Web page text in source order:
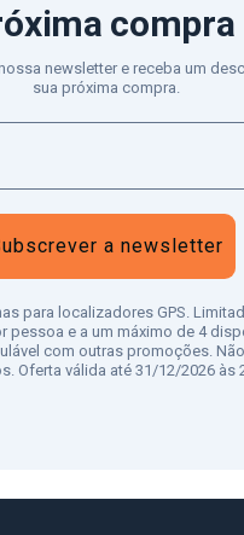
compra
newsletter e receba um
sua próxima compra.
a newsletter
para localizadores GPS.
pessoa e a um máximo de 4
com outras promoções.
Oferta válida até 31/12/2026 às